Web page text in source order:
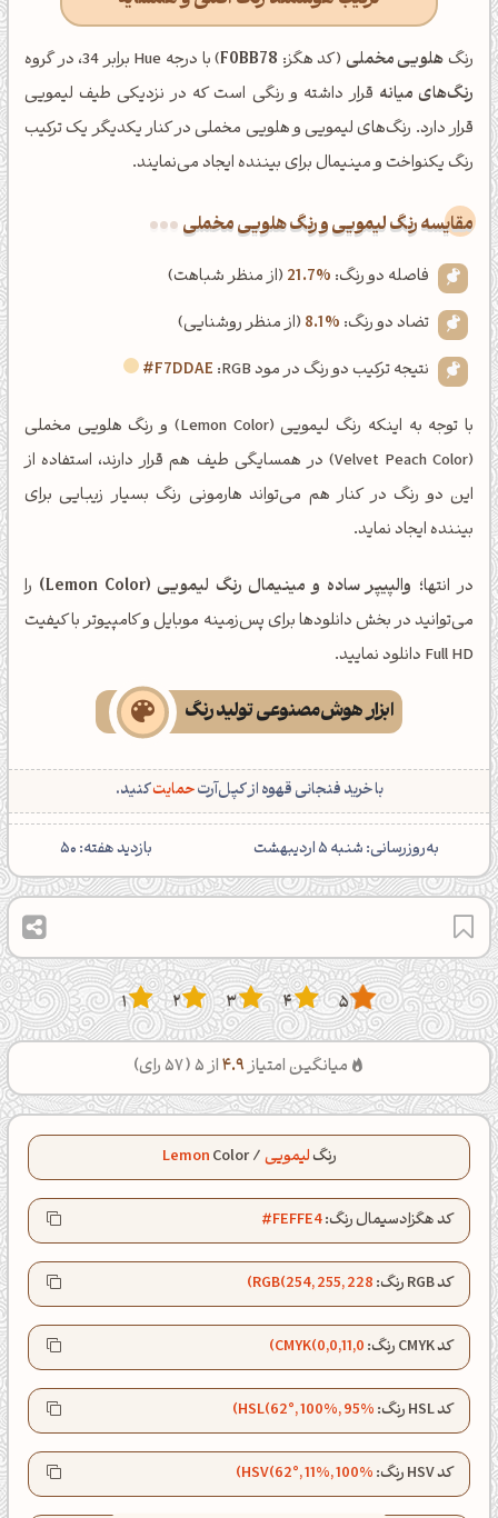
رنگهلویی مخملی (کد هگز: F0BB78) با درجه Hue برابر 34، در گروه
رنگ‌های میانه قرار داشته و رنگی است که در نزدیکی طیف لیمویی
قرار دارد. رنگ‌های لیمویی و هلویی مخملی در کنار یکدیگر یک ترکیب
رنگ یکنواخت و مینیمال برای بیننده ایجاد می‌نمایند.
‌مقایسه رنگ لیمویی و رنگ هلویی مخملی
فاصله دو رنگ: 21.7% (از منظر شباهت)
تضاد دو رنگ: 8.1% (از منظر روشنایی)
نتیجه ترکیب دو رنگ در مود RGB:
#F7DDAE
با توجه به اینکه رنگ لیمویی (Lemon Color) و رنگ هلویی مخملی
(Velvet Peach Color) در همسایگی طیف هم قرار دارند، استفاده از
این دو رنگ در کنار هم می‌تواند هارمونی رنگ بسیار زیبایی برای
بیننده ایجاد نماید.
در انتها؛ والپیپر ساده و مینیمال رنگ لیمویی (Lemon Color)
را
می‌توانید در بخش دانلودها برای پس‌زمینه موبایل و کامپیوتر با کیفیت
Full HD دانلود نمایید.
ابزار هوش‌مصنوعی تولید رنگ
با خرید فنجانی قهوه از کپل‌آرتحمایتکنید.
‌به‌روزرسانی: شنبه 5 اردیبهشت بازدید هفته:50
5
4
3
2
1
میانگین امتیاز4.9از 5 ( 57رای)
رنگلیمویی/
Color
Lemon
کد هگزادسیمال رنگ:#FEFFE4
کد RGB رنگ: RGB(254, 255, 228)
کد CMYK رنگ: CMYK(0,0,11,0)
کد HSL رنگ: HSL(62°, 100%, 95%)
کد HSV رنگ: HSV(62°, 11%, 100%)
عصرت بخیر❤️